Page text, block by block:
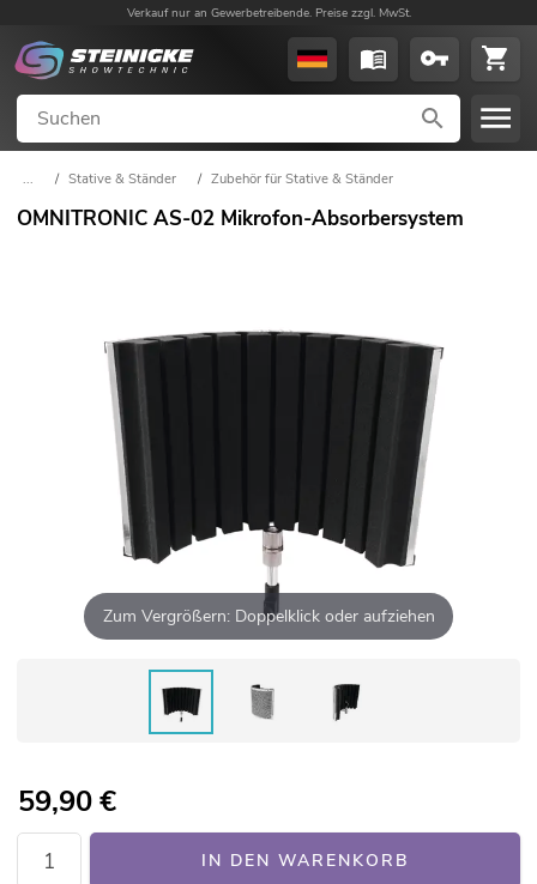
Verkauf nur an Gewerbetreibende. Preise zzgl. MwSt.
... / Stative & Ständer / Zubehör für Stative & Ständer
OMNITRONIC AS-02 Mikrofon-Absorbersystem
Zum Vergrößern: Doppelklick oder aufziehen
59,90€
IN DEN WARENKORB